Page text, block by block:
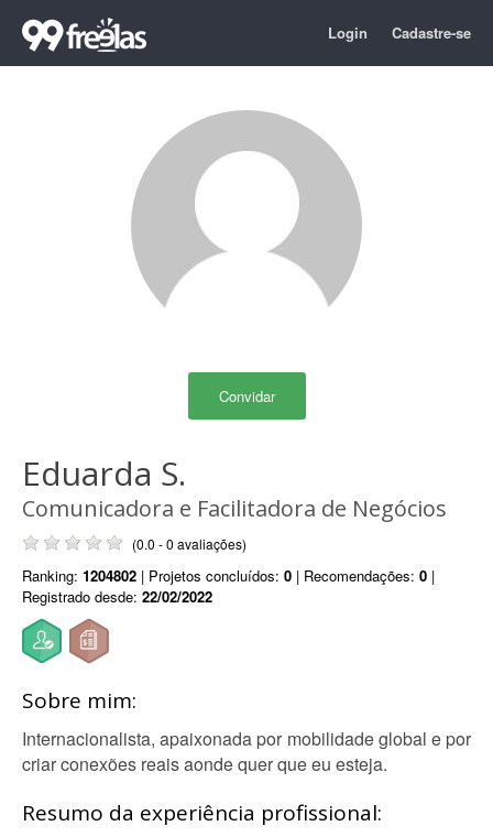
Login Cadastre-se
Convidar
Eduarda S.
Comunicadora e Facilitadora de Negócios
(0.0 - 0 avaliações)
Ranking: 1204802 | Projetos concluídos: 0 | Recomendações: 0 |
Registrado desde: 22/02/2022
Sobre mim:
Internacionalista, apaixonada por mobilidade global e por
criar conexões reais aonde quer que eu esteja.
Resumo da experiência profissional: